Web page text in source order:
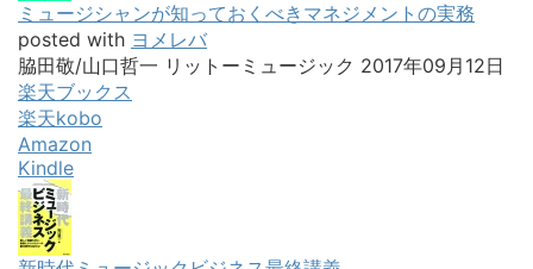
ミュージシャンが知っておくべきマネジメントの実務
posted with ヨメレバ
脇田敬/山口哲一 リットーミュージック 2017年09月12日
楽天ブックス
楽天kobo
Amazon
Kindle